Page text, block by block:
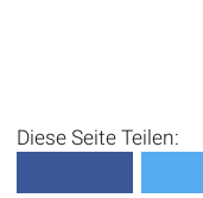
Diese Seite Teilen: